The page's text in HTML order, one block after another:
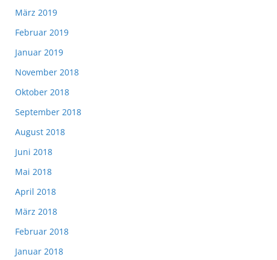
März 2019
Februar 2019
Januar 2019
November 2018
Oktober 2018
September 2018
August 2018
Juni 2018
Mai 2018
April 2018
März 2018
Februar 2018
Januar 2018